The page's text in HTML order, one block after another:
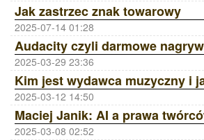
Jak zastrzec znak towarowy
2025-07-14 01:28
2025-03-29 23:36
2025-03-12 14:50
2025-03-08 02:52